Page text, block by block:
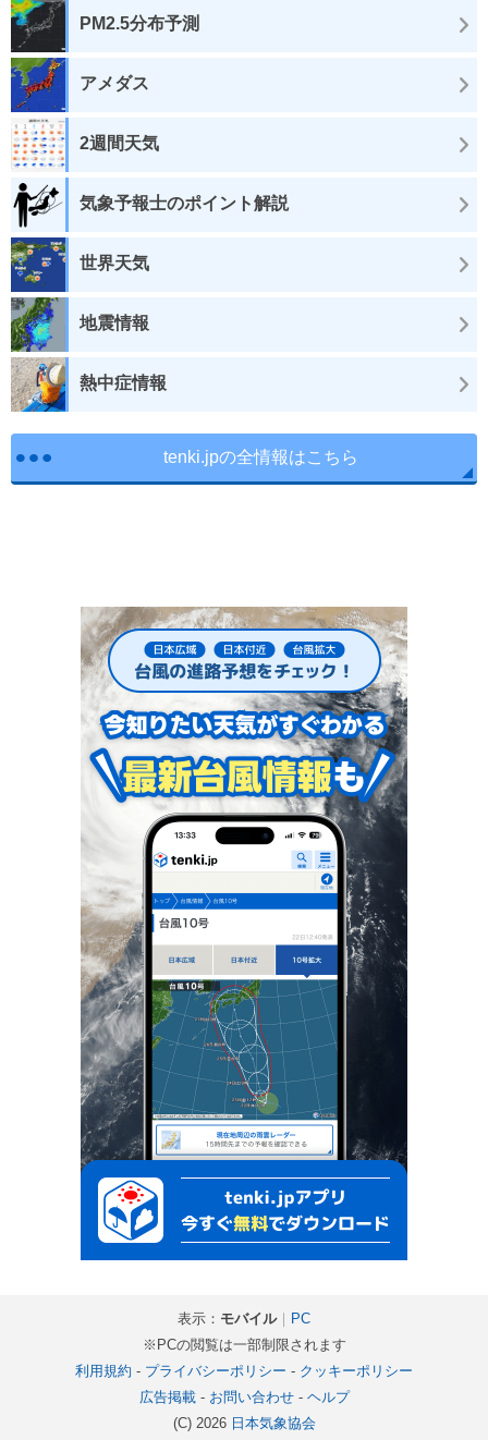
PM2.5分布予測
アメダス
2週間天気
気象予報士のポイント解説
世界天気
地震情報
熱中症情報
tenki.jpの全情報はこちら
表示： モバイル｜ PC
※PCの閲覧は一部制限されます
利用規約 - プライバシーポリシー - クッキーポリシー
広告掲載- お問い合わせ- ヘルプ
(C) 2026 日本気象協会